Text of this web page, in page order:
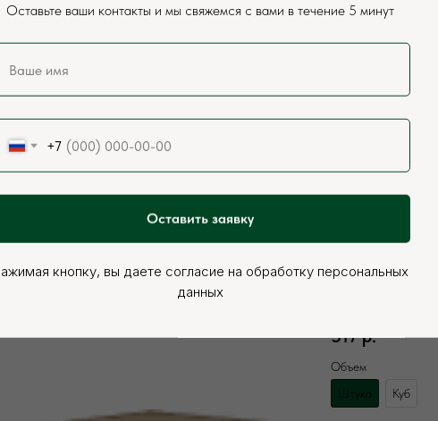
Доска обрезная,
317 р.
Объем
Штука
Куб
Оставьте ваши контакты и мы свяжемся с вами в течение 5 минут
+7
Оставить заявку
кнопку, вы даете согласие на обработку персональных
данных